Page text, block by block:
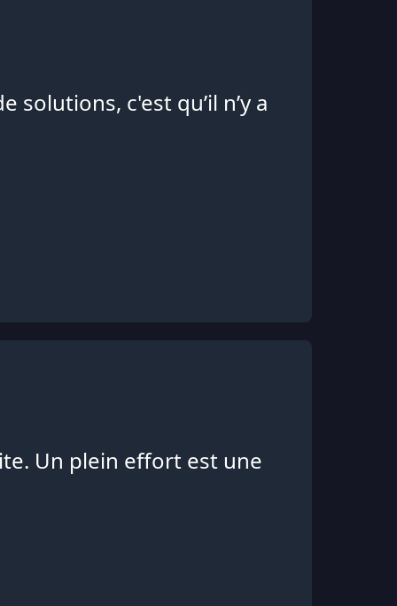
solutions, c'est qu’il n’y a
Un plein effort est une